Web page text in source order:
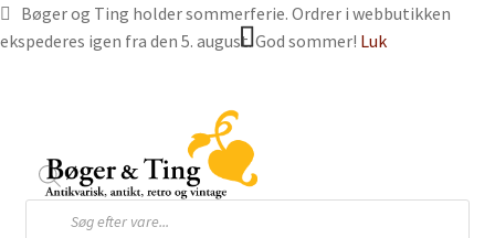
Bøger og Ting holder sommerferie. Ordrer i webbutikken
ekspederes igen fra den 5. august. God sommer! Luk
navigation
indhold
Products
search